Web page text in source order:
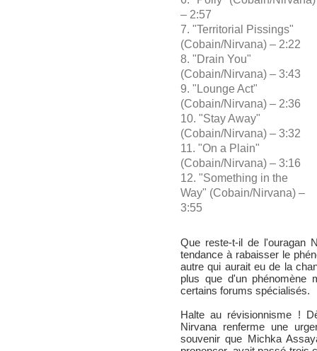
– 2:57
7. "Territorial Pissings"
(Cobain/Nirvana) – 2:22
8. "Drain You"
(Cobain/Nirvana) – 3:43
9. "Lounge Act"
(Cobain/Nirvana) – 2:36
10. "Stay Away"
(Cobain/Nirvana) – 3:32
11. "On a Plain"
(Cobain/Nirvana) – 3:16
12. "Something in the
Way" (Cobain/Nirvana) –
3:55
Que reste-t-il de l'ouragan
tendance à rabaisser le
autre qui aurait eu de la
plus que d'un phénomène
certains forums spécialisés.
Halte au révisionnisme !
Nirvana renferme une
souvenir que Michka